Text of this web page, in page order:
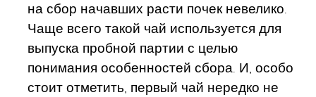
на сбор начавших расти почек невелико.
Чаще всего такой чай используется для
выпуска пробной партии с целью
понимания особенностей сбора. И, особо
стоит отметить, первый чай нередко не